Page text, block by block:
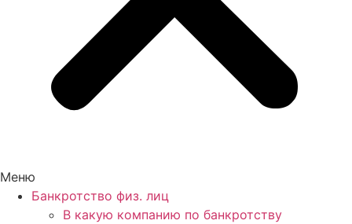
Меню
Банкротство физ. лиц
В какую компанию по банкротству